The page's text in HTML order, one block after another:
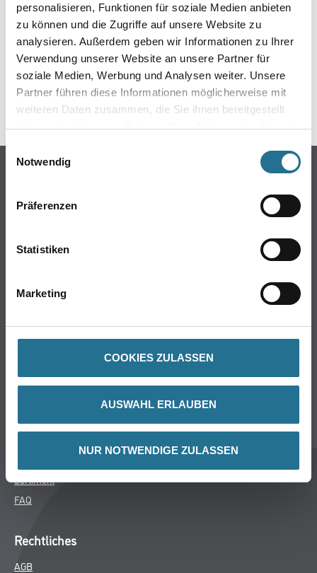
personalisieren, Funktionen für soziale Medien anbieten
zu können und die Zugriffe auf unsere Website zu
analysieren. Außerdem geben wir Informationen zu Ihrer
Verwendung unserer Website an unsere Partner für
soziale Medien, Werbung und Analysen weiter. Unsere
Partner führen diese Informationen möglicherweise mit
weiteren Daten zusammen, die Sie ihnen bereitgestellt
haben oder die sie im Rahmen Ihrer Nutzung der Dienste
Einwilligungsauswahl
Notwendig
Präferenzen
Statistiken
Marketing
COOKIES ZULASSEN
AUSWAHL ERLAUBEN
NUR NOTWENDIGE ZULASSEN
Keine Sorge, wir pinseln schon an der Lösung und
werden das Problem so schnell wie möglich beheben.
Erkunden Sie in der Zwischenzeit unseren Online-Shop
und lassen Sie sich inspirieren.
ZURÜCK ZUM ONLINE-SHOP
Online-Shop
Putze- und Spachtelmassen
Wand- & Deckenbeläge
Späth Knoll GmbH
Aktuelles
Sortiment
FAQ
Rechtliches
AGB